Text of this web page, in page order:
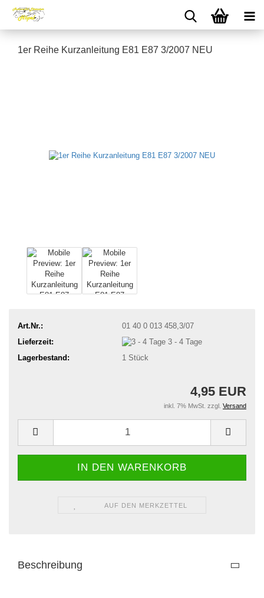
1er Reihe Kurzanleitung E81 E87 3/2007 NEU
Art.Nr.:
01 40 0 013 458,3/07
Lieferzeit:
3 - 4 Tage
Lagerbestand:
1 Stück
4,95 EUR
inkl. 7% MwSt. zzgl. Versand
AUF DEN MERKZETTEL
Beschreibung